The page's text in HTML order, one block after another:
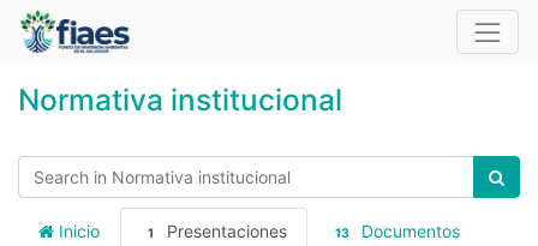
Normativa institucional
Inicio 1 Presentaciones 13
Documentos